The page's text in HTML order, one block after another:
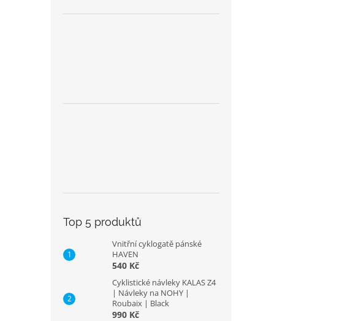
Top 5 produktů
Vnitřní cyklogatě pánské
HAVEN
540 Kč
Cyklistické návleky KALAS Z4
| Návleky na NOHY |
Roubaix | Black
990 Kč